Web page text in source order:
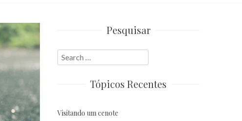
Pesquisar
Search
for:
Tópicos Recentes
Visitando um cenote